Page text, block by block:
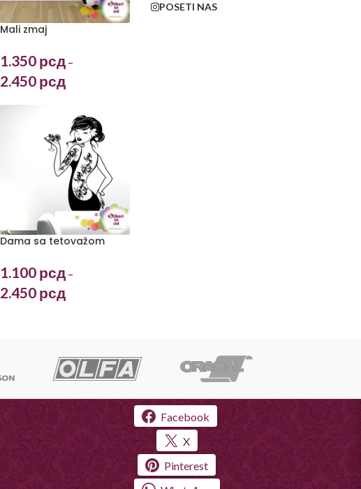
Mali zmaj
1.350 рсд –
2.450 рсд
Dama sa tetovažom
1.100 рсд –
2.450 рсд
POSETI NAS
Facebook
X
Pinterest